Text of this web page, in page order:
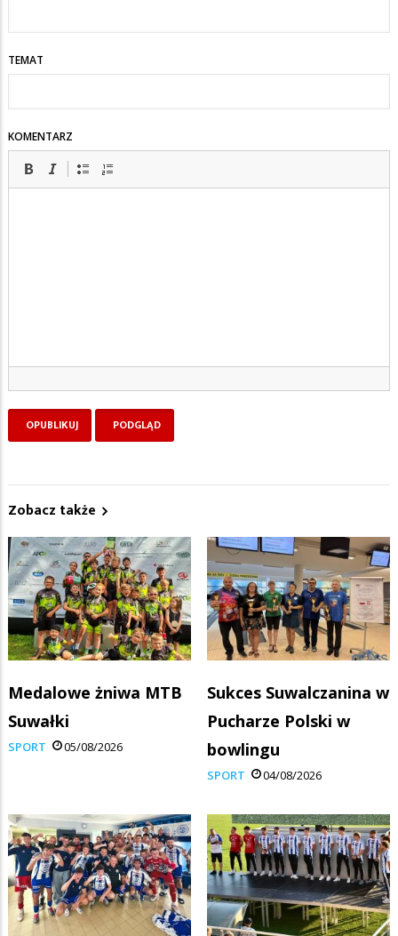
TEMAT
KOMENTARZ
Zobacz także
Medalowe żniwa MTB
Suwałki
SPORT 05/08/2026
Sukces Suwalczanina w
Pucharze Polski w
bowlingu
SPORT 04/08/2026